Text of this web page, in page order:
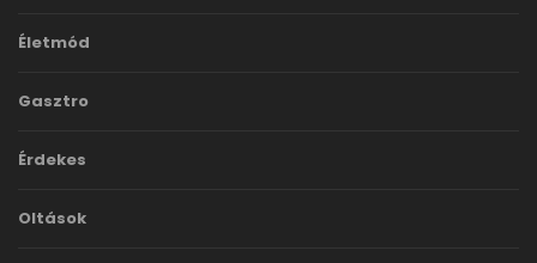
Életmód
Gasztro
Érdekes
Oltások